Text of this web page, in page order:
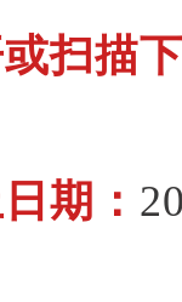
扫描
期：